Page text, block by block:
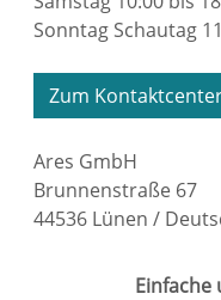
Sonntag Schautag
Zum
Ares GmbH
Brunnenstraße 67
44536 Lünen /
Einfache